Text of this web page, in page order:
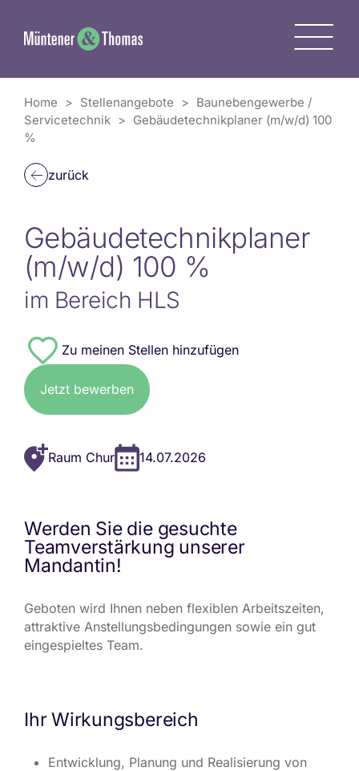
springen
Home > Stellenangebote > Baunebengewerbe /
Servicetechnik > Gebäudetechnikplaner (m/w/d) 100
%
zurück
Gebäudetechnikplaner
(m/w/d) 100 %
im Bereich HLS
#4949
Jetzt bewerben
Raum Chur 14.07.2026
Werden Sie die gesuchte
Teamverstärkung unserer
Mandantin!
Geboten wird Ihnen neben flexiblen Arbeitszeiten,
attraktive Anstellungsbedingungen sowie ein gut
eingespieltes Team.
Ihr Wirkungsbereich
Entwicklung, Planung und Realisierung von